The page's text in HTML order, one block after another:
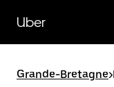
contenu
principal
Uber
Grande-Bretagne>